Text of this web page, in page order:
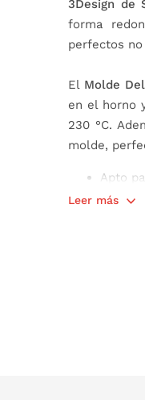
3Design de
forma
perfectos
El Molde
en el horno
230 °C.
molde,
Apto
Leer más